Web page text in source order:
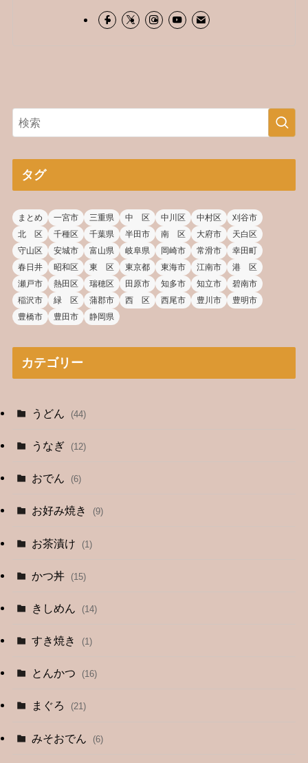
タグ
まとめ 一宮市 三重県 中 区 中川区 中村区
刈谷市
北 区
千種区 千葉県 半田市 南 区 大府市
天白区
守山区
安城市 富山県 岐阜県 岡崎市 常滑市
幸田町
春日井
昭和区 東 区 東京都 東海市 江南市
港 区
瀬戸市
熱田区 瑞穂区 田原市 知多市 知立市
碧南市
稲沢市
緑 区 蒲郡市 西 区 西尾市 豊川市
豊明市
豊橋市
豊田市 静岡県
カテゴリー
うどん (44)
うなぎ (12)
おでん (6)
お好み焼き (9)
お茶漬け (1)
かつ丼 (15)
きしめん (14)
すき焼き (1)
とんかつ (16)
まぐろ (21)
みそおでん (6)